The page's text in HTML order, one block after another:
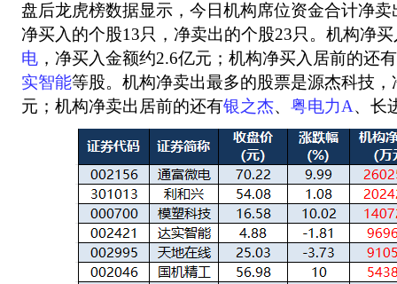
盘后龙虎榜数据显示，今日机构席位资金合计净
净买入的个股13只，净卖出的个股23只。机构净
电 ，净买入金额约2.6亿元；机构净买入居前的还有
实智能等股。机构净卖出最多的股票是源杰科技
元；机构净卖出居前的还有银之杰、 粤电力A、长